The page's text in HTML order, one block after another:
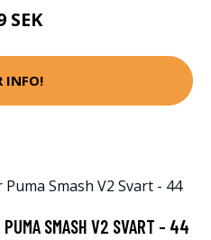
SEK
INFO!
PUMA SMASH V2 SVART - 44